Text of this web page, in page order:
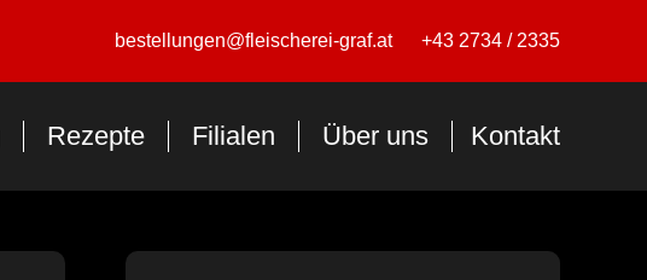
bestellungen@fleischerei-graf.at +43 2734 / 2335
Rezepte Filialen Über uns Kontakt